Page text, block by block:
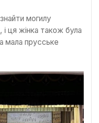
могилу
і ця жінка також була
мала прусське